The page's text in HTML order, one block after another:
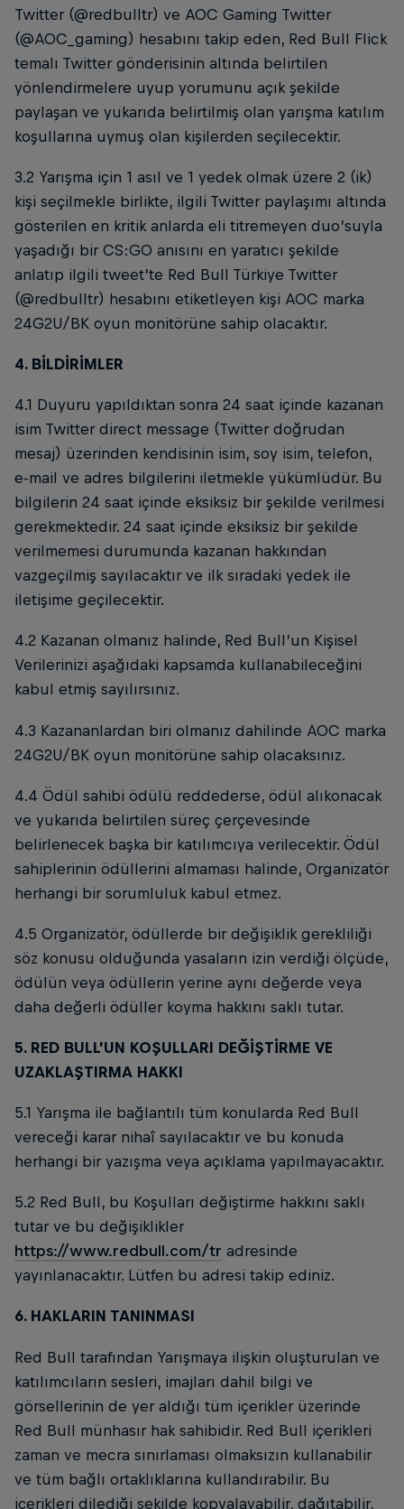
Twitter (@redbulltr) ve AOC Gaming Twitter
(@AOC_gaming) hesabını takip eden, Red Bull Flick
temalı Twitter gönderisinin altında belirtilen
yönlendirmelere uyup yorumunu açık şekilde
paylaşan ve yukarıda belirtilmiş olan yarışma katılım
koşullarına uymuş olan kişilerden seçilecektir.
3.2 Yarışma için 1 asıl ve 1 yedek olmak üzere 2 (ik)
kişi seçilmekle birlikte, ilgili Twitter paylaşımı altında
gösterilen en kritik anlarda eli titremeyen duo’suyla
yaşadığı bir CS:GO anısını en yaratıcı şekilde
anlatıp ilgili tweet’te Red Bull Türkiye Twitter
(@redbulltr) hesabını etiketleyen kişi AOC marka
24G2U/BK oyun monitörüne sahip olacaktır.
4. BİLDİRİMLER
4.1 Duyuru yapıldıktan sonra 24 saat içinde kazanan
isim Twitter direct message (Twitter doğrudan
mesaj) üzerinden kendisinin isim, soy isim, telefon,
e-mail ve adres bilgilerini iletmekle yükümlüdür. Bu
bilgilerin 24 saat içinde eksiksiz bir şekilde verilmesi
gerekmektedir. 24 saat içinde eksiksiz bir şekilde
verilmemesi durumunda kazanan hakkından
vazgeçilmiş sayılacaktır ve ilk sıradaki yedek ile
iletişime geçilecektir.
4.2 Kazanan olmanız halinde, Red Bull’un Kişisel
Verilerinizi aşağıdaki kapsamda kullanabileceğini
kabul etmiş sayılırsınız.
4.3 Kazananlardan biri olmanız dahilinde AOC marka
24G2U/BK oyun monitörüne sahip olacaksınız.
4.4 Ödül sahibi ödülü reddederse, ödül alıkonacak
ve yukarıda belirtilen süreç çerçevesinde
belirlenecek başka bir katılımcıya verilecektir. Ödül
sahiplerinin ödüllerini almaması halinde, Organizatör
herhangi bir sorumluluk kabul etmez.
4.5 Organizatör, ödüllerde bir değişiklik gerekliliği
söz konusu olduğunda yasaların izin verdiği ölçüde,
ödülün veya ödüllerin yerine aynı değerde veya
daha değerli ödüller koyma hakkını saklı tutar.
5. RED BULL’UN KOŞULLARI DEĞİŞTİRME VE
UZAKLAŞTIRMA HAKKI
5.1 Yarışma ile bağlantılı tüm konularda Red Bull
vereceği karar nihaî sayılacaktır ve bu konuda
herhangi bir yazışma veya açıklama yapılmayacaktır.
5.2 Red Bull, bu Koşulları değiştirme hakkını saklı
tutar ve bu değişiklikler
https://www.redbull.com/tr adresinde
yayınlanacaktır. Lütfen bu adresi takip ediniz.
6. HAKLARIN TANINMASI
Red Bull tarafından Yarışmaya ilişkin oluşturulan ve
katılımcıların sesleri, imajları dahil bilgi ve
görsellerinin de yer aldığı tüm içerikler üzerinde
Red Bull münhasır hak sahibidir. Red Bull içerikleri
zaman ve mecra sınırlaması olmaksızın kullanabilir
ve tüm bağlı ortaklıklarına kullandırabilir. Bu
içerikleri dilediği şekilde kopyalayabilir, dağıtabilir,